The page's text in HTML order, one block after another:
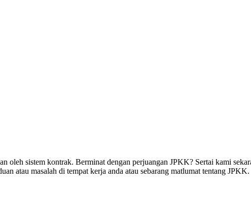
sistem kontrak. Berminat dengan perjuangan JPKK? Sertai kami
atau masalah di tempat kerja anda atau sebarang matlumat tentang JPKK.